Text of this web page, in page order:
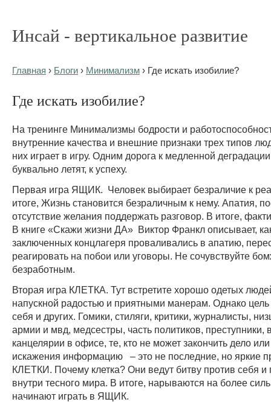
Инсай - вертикальное развитие
Главная › Блоги › Минимализм › Где искать изобилие?
Где искать изобилие?
На тренинге Минимализмы бодрости и
внутренние качества и внешние признаки трех типов
них играет в игру. Одним дорога к медленной
буквально летят, к успеху.
Первая игра ЯЩИК. Человек выбирает безраличие к
итоге, Жизнь становится безраличным к нему. Апатия,
отсутствие желания поддержать разговор. В итоге,
В книге «Скажи жизни ДА» Виктор Франкл описывает,
заключенных концлагеря проваливались в апатию,
реагировать на побои или уговоры. Не сочувствуйте
безработным.
Вторая игра КЛЕТКА. Тут встретите хорошо одетых
напускной радостью и приятными манерам. Однако
себя и других. Гомики, стиляги, критики, журналисты,
армии и мвд, медсестры, часть политиков, преступники,
канцелярии в офисе, те, кто не может закончить дело
искажения информацию – это не последние, но яркие
КЛЕТКИ. Почему клетка? Они ведут битву против себя и
внутри тесного мира. В итоге, нарываются на более
начинают играть в ЯЩИК.